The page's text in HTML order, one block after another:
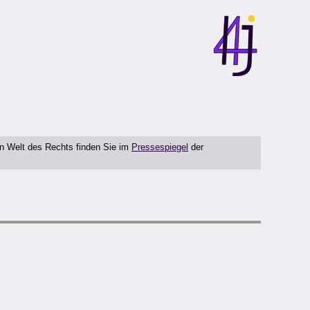
Welt des Rechts finden Sie im Pressespiegel der